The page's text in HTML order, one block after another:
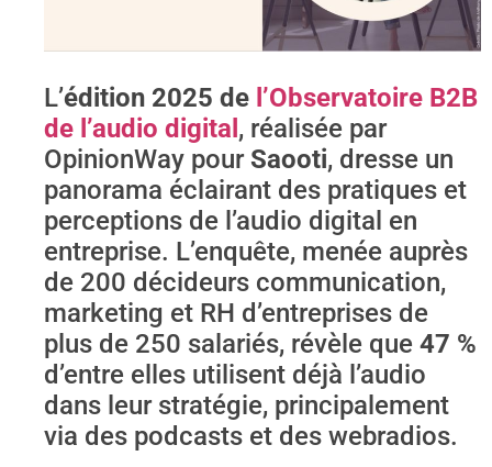
L’édition 2025 de l’Observatoire B2B
de l’audio digital , réalisée par
OpinionWay pourSaooti, dresse un
panorama éclairant des pratiques et
perceptions de l’audio digital en
entreprise. L’enquête, menée auprès
de 200 décideurs communication,
marketing et RH d’entreprises de
plus de 250 salariés, révèle que 47 %
d’entre elles utilisent déjà l’audio
dans leur stratégie, principalement
via des podcasts et des webradios.